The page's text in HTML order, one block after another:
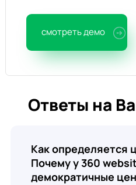
смотреть демо
Ответы на
Как определяется
Почему у 360
демократичные